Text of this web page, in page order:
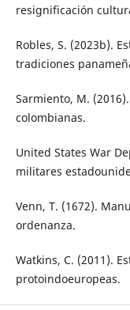
resignificación
Robles, S. (2023b).
tradiciones
Sarmiento, M.
colombianas.
United States War
militares
Venn, T. (1672).
ordenanza.
Watkins, C. (2011).
protoindoeuropeas.